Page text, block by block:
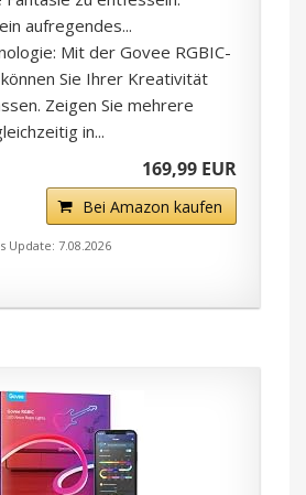
aufregendes...
Mit der Govee RGBIC-
Sie Ihrer Kreativität
Zeigen Sie mehrere
in...
169,99 EUR
Bei Amazon kaufen
Update: 7.08.2026